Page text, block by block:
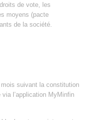
de vote, les
moyens (pacte
de la société.
mois suivant la constitution
l’application MyMinfin